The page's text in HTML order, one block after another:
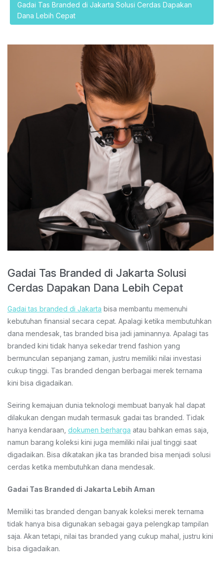
Gadai Tas Branded di Jakarta Solusi Cerdas Dapakan
Dana Lebih Cepat
Gadai Tas Branded di Jakarta Solusi
Cerdas Dapakan Dana Lebih Cepat
Gadai tas branded di Jakarta bisa membantu memenuhi
kebutuhan finansial secara cepat. Apalagi ketika membutuhkan
dana mendesak, tas branded bisa jadi jaminannya. Apalagi tas
branded kini tidak hanya sekedar trend fashion yang
bermunculan sepanjang zaman, justru memiliki nilai investasi
cukup tinggi. Tas branded dengan berbagai merek ternama
kini bisa digadaikan.
Seiring kemajuan dunia teknologi membuat banyak hal dapat
dilakukan dengan mudah termasuk gadai tas branded. Tidak
hanya kendaraan, dokumen berharga atau bahkan emas saja,
namun barang koleksi kini juga memiliki nilai jual tinggi saat
digadaikan. Bisa dikatakan jika tas branded bisa menjadi solusi
cerdas ketika membutuhkan dana mendesak.
Gadai Tas Branded di Jakarta Lebih Aman
Memiliki tas branded dengan banyak koleksi merek ternama
tidak hanya bisa digunakan sebagai gaya pelengkap tampilan
saja. Akan tetapi, nilai tas branded yang cukup mahal, justru kini
bisa digadaikan.